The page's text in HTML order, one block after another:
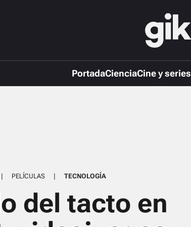
PortadaCienciaCine y series
| PELÍCULAS | TECNOLOGÍA
del tacto en